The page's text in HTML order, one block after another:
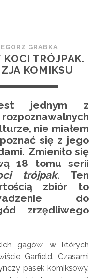
GRABKA
TRÓJPAK.
KOMIKSU
jednym z
nie miałem
się z jego
Zmieniło się
18 tomu serii
trójpak. Ten
zbiór to
do
zrzędliwego
gagów, w których
Garfield. Czasami
pasek komiksowy,